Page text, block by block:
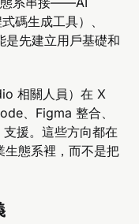
碼生成工具）、
是先建立用戶基礎和
相關人員）在 X
、Figma 整合、
援。這些方向都在
態系裡，而不是把